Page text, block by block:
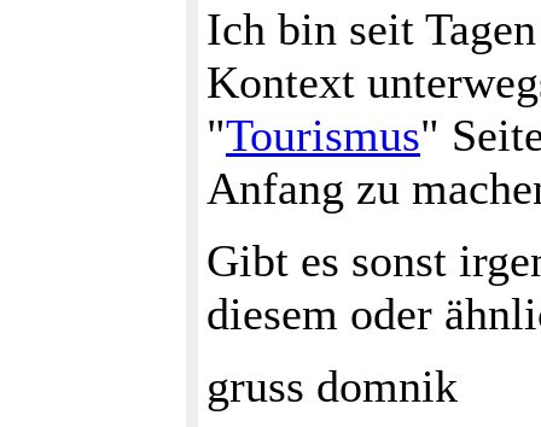
Ich bin seit
Kontext
"Tourismus"
Anfang zu
Gibt es sonst
diesem oder
gruss domnik